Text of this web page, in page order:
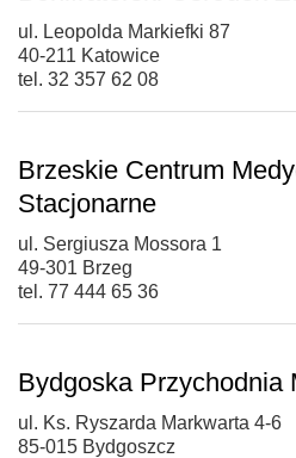
ul. Leopolda Markiefki 87
40-211 Katowice
tel. 32 357 62 08
Brzeskie Centrum
Stacjonarne
ul. Sergiusza Mossora 1
49-301 Brzeg
tel. 77 444 65 36
Bydgoska Przychodnia
ul. Ks. Ryszarda Markwarta 4-6
85-015 Bydgoszcz